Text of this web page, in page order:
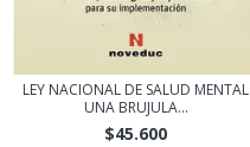
LEY NACIONAL DE SALUD MENTAL
UNA BRUJULA...
$45.600